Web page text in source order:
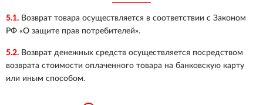
5.1. Возврат товара осуществляется в соответствии с Законом
РФ «О защите прав потребителей».
5.2. Возврат денежных средств осуществляется посредством
возврата стоимости оплаченного товара на банковскую карту
или иным способом.